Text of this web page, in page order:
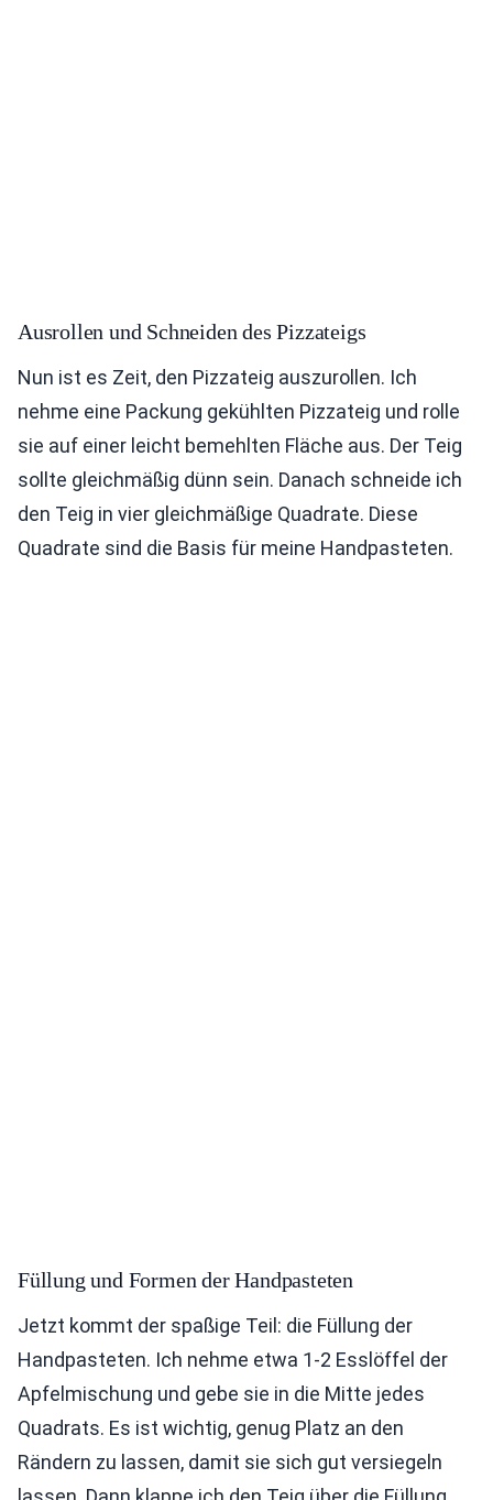
Ausrollen und Schneiden des Pizzateigs
Nun ist es Zeit, den Pizzateig auszurollen. Ich
nehme eine Packung gekühlten Pizzateig und rolle
sie auf einer leicht bemehlten Fläche aus. Der Teig
sollte gleichmäßig dünn sein. Danach schneide ich
den Teig in vier gleichmäßige Quadrate. Diese
Quadrate sind die Basis für meine Handpasteten.
Füllung und Formen der Handpasteten
Jetzt kommt der spaßige Teil: die Füllung der
Handpasteten. Ich nehme etwa 1-2 Esslöffel der
Apfelmischung und gebe sie in die Mitte jedes
Quadrats. Es ist wichtig, genug Platz an den
Rändern zu lassen, damit sie sich gut versiegeln